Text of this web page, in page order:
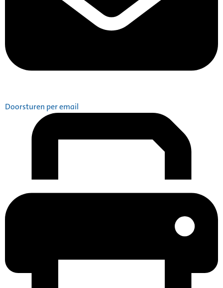
Doorsturen per email